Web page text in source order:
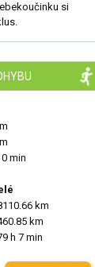
si
min
km
km
h 7 min